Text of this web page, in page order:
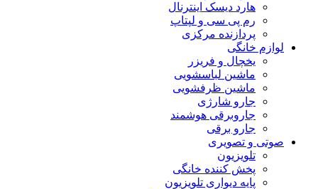
هارد دیسک اینترنال
رم پی سی و لپتاپ
پردازنده مرکزی
لوازم خانگی
یخچال و فریزر
ماشین لباسشویی
ماشین ظرفشویی
جارو شارژی
جاروبرقی هوشمند
جارو برقی
صوتی و تصویری
تلویزیون
پخش کننده خانگی
پایه دیواری تلویزیون